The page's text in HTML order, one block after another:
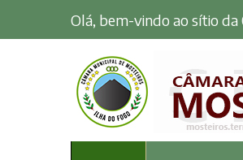
Olá, bem-vindo ao sítio da